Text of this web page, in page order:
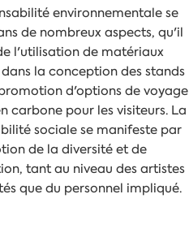
environnementale se
de nombreux aspects, qu'il
l'utilisation de matériaux
la conception des stands
d'options de voyage
carbone pour les visiteurs. La
sociale se manifeste par
de la diversité et de
tant au niveau des artistes
que du personnel impliqué.